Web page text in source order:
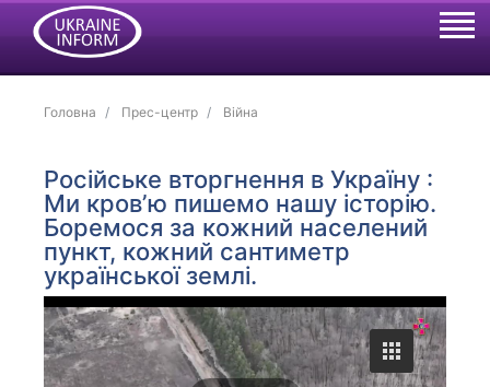
Головна Прес-центр Війна
Російське вторгнення в Україну :
Ми кровʼю пишемо нашу історію.
Боремося за кожний населений
пункт, кожний сантиметр
української землі.